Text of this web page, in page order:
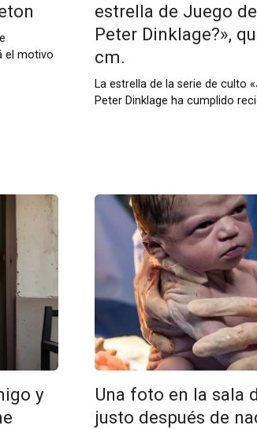
el motivo
estrella de Juego
Peter Dinklage?»,
cm.
La estrella de la serie de culto
Peter Dinklage ha cumplido
y
Una foto en la sala
justo después de